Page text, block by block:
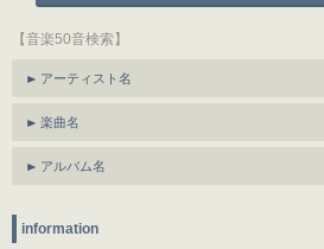
【音楽50音検索】
アーティスト名
楽曲名
アルバム名
information